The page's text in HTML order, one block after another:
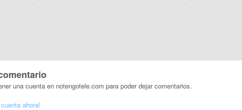
una cuenta en notengotele.com para poder dejar comentarios.
ahora!